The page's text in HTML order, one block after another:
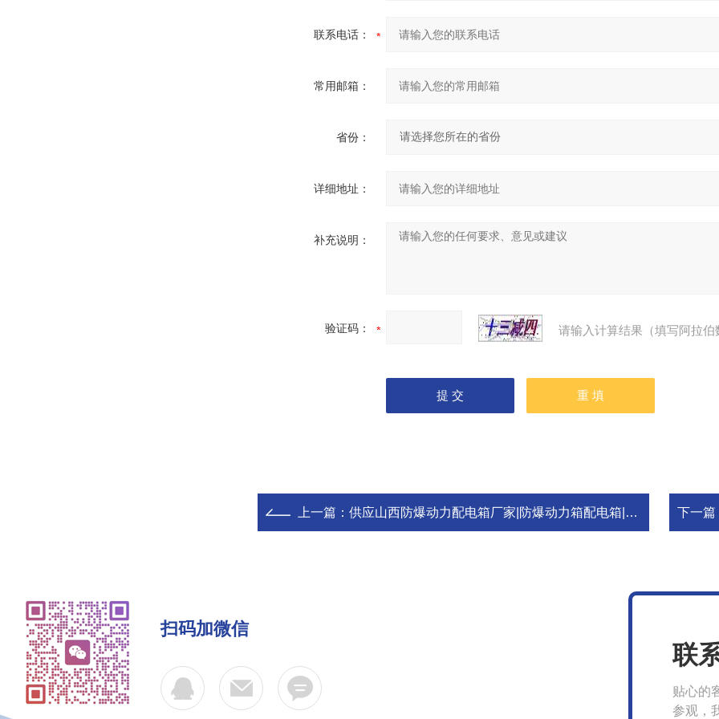
联系电话：
常用邮箱：
省份：
详细地址：
补充说明：
验证码： 请输入计算结果（填写阿拉
上一篇： 供应山西防爆动力配电箱厂家|防爆动力箱配电箱|防爆配电箱功能 下一篇
扫码加微信
联
贴心的
参观，